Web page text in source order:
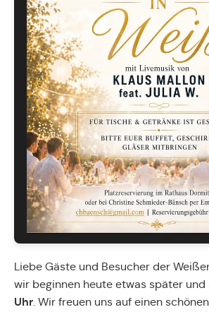
Liebe Gäste und Besucher der
wir beginnen heute etwas später
Uhr. Wir freuen uns auf einen